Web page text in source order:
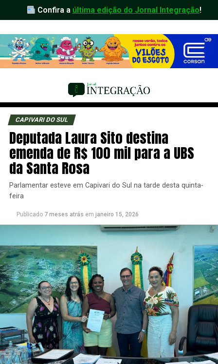
Confira a última edição do Jornal Integração!
CAPIVARI DO SUL
Deputada Laura Sito destina
emenda de R$ 100 mil para a UBS
da Santa Rosa
Parlamentar esteve em Capivari do Sul na tarde desta quinta-
feira
Publicado 7 meses atrás em janeiro 15, 2026